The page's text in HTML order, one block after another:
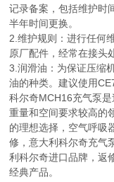
记录备案，包括维护时
半年时间更换。
2.维护规则：进行任何
原厂配件，经常在接头
3.润滑油：为保证压缩
油的种类。建议使用
科尔奇MCH16充气泵
重量和空间要求较高的
的理想选择，空气呼吸
修，意大利科尔奇充气
利科尔奇进口品牌，返
经典产品。